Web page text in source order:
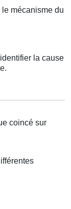
mécanisme du
la cause
coincé sur